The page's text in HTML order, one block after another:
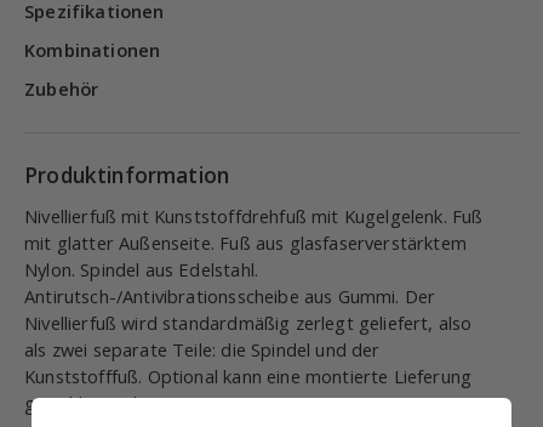
Spezifikationen
Kombinationen
Zubehör
Produktinformation
Nivellierfuß mit Kunststoffdrehfuß mit Kugelgelenk. Fuß
mit glatter Außenseite. Fuß aus glasfaserverstärktem
Nylon. Spindel aus Edelstahl.
Antirutsch-/Antivibrationsscheibe aus Gummi. Der
Nivellierfuß wird standardmäßig zerlegt geliefert, also
als zwei separate Teile: die Spindel und der
Kunststofffuß. Optional kann eine montierte Lieferung
gewählt werden.